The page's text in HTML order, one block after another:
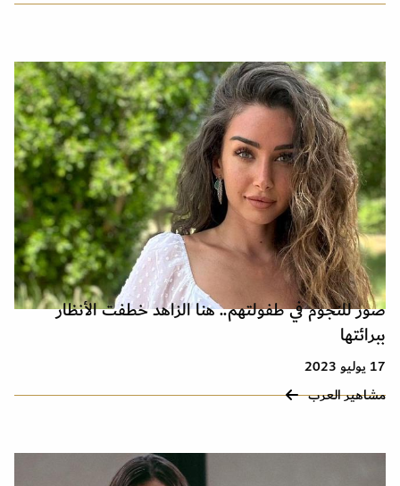
صور للنجوم في طفولتهم.. هنا الزاهد خطفت الأنظار
ببرائتها
17 يوليو 2023
مشاهير العرب